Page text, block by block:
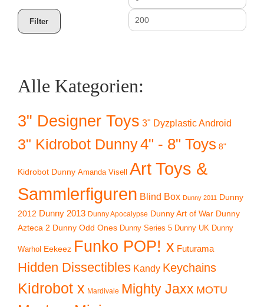
Preis
Filter
Alle Kategorien:
3" Designer Toys 3" Dyzplastic Android
3" Kidrobot Dunny4" - 8" Toys 8"
Kidrobot Dunny Amanda Visell
Art Toys &
Sammlerfiguren Blind Box Dunny 2011
Dunny
2012 Dunny 2013 Dunny Apocalypse Dunny Art of War Dunny
Azteca 2 Dunny Odd Ones Dunny Series 5 Dunny UK Dunny
Warhol Eekeez Funko POP! x Futurama
Hidden Dissectibles Kandy Keychains
Kidrobot x Mardivale Mighty Jaxx MOTU